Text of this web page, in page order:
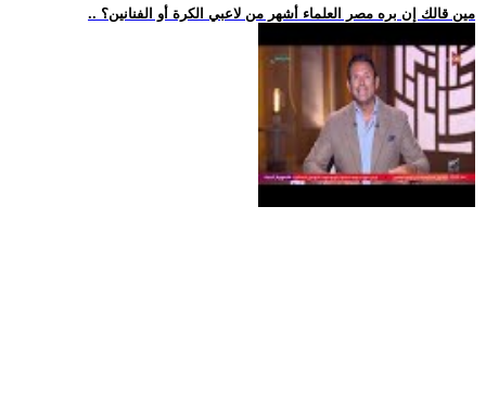
.. مين قالك إن بره مصر العلماء أشهر من لاعبي الكرة أو الفنانين؟